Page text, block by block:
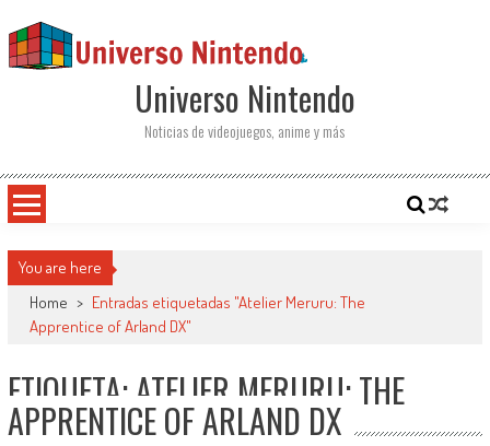
Universo Nintendo
Noticias de videojuegos, anime y más
You are here
Home > Entradas etiquetadas "Atelier Meruru: The
Apprentice of Arland DX"
ETIQUETA: ATELIER MERURU: THE
APPRENTICE OF ARLAND DX